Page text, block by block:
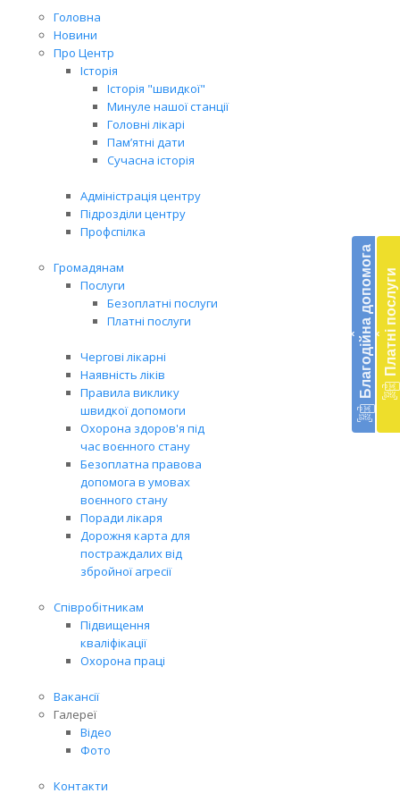
Головна
Новини
Про Центр
Історія
Історія "швидкої"
Минуле нашої станції
Головні лікарі
Пам’ятні дати
Сучасна історія
Адміністрація центру
Підрозділи центру
Профспілка
Громадянам
Послуги
Безоплатні послуги
Платні послуги
Чергові лікарні
Наявність ліків
Правила виклику
швидкої допомоги
Охорона здоров'я під
час воєнного стану
Безоплатна правова
допомога в умовах
воєнного стану
Поради лікаря
Дорожня карта для
постраждалих від
збройної агресії
Співробітникам
Підвищення
кваліфікації
Охорона праці
Вакансії
Галереї
Відео
Фото
Контакти
‹ Благодійна допомога ‹ Платні послуги